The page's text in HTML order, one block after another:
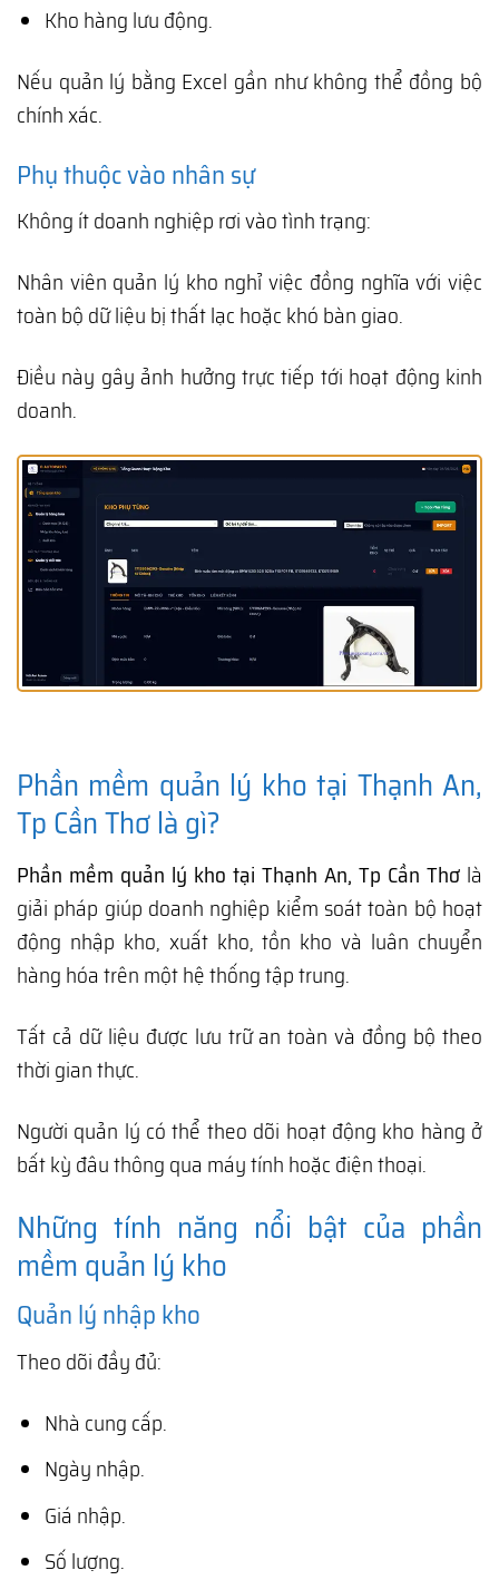
Kho hàng lưu động.
Nếu quản lý bằng Excel gần như không thể đồng bộ
chính xác.
Phụ thuộc vào nhân sự
Không ít doanh nghiệp rơi vào tình trạng:
Nhân viên quản lý kho nghỉ việc đồng nghĩa với việc
toàn bộ dữ liệu bị thất lạc hoặc khó bàn giao.
Điều này gây ảnh hưởng trực tiếp tới hoạt động kinh
doanh.
Phần mềm quản lý kho tại Thạnh An,
Tp Cần Thơ là gì?
Phần mềm quản lý kho tại Thạnh An, Tp Cần Thơ là
giải pháp giúp doanh nghiệp kiểm soát toàn bộ hoạt
động nhập kho, xuất kho, tồn kho và luân chuyển
hàng hóa trên một hệ thống tập trung.
Tất cả dữ liệu được lưu trữ an toàn và đồng bộ theo
thời gian thực.
Người quản lý có thể theo dõi hoạt động kho hàng ở
bất kỳ đâu thông qua máy tính hoặc điện thoại.
Những tính năng nổi bật của phần
mềm quản lý kho
Quản lý nhập kho
Theo dõi đầy đủ:
Nhà cung cấp.
Ngày nhập.
Giá nhập.
Số lượng.